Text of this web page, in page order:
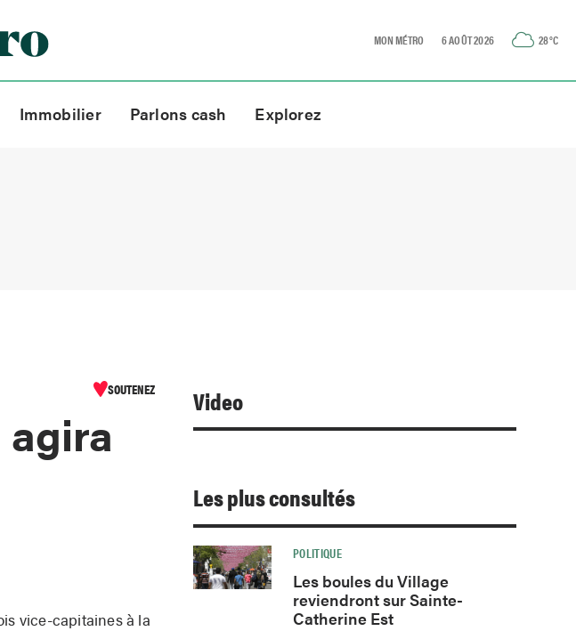
MON MÉTRO 6 AOÛT 2026 28°C
Immobilier Parlons cash Explorez
SOUTENEZ
vice-capitaines à la
Video
Les plus consultés
POLITIQUE
Les boules du Village
reviendront sur Sainte-
Catherine Est